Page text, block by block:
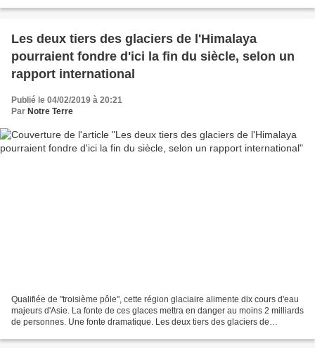
Les deux tiers des glaciers de l'Himalaya
pourraient fondre d'ici la fin du siècle, selon un
rapport international
Publié le 04/02/2019 à 20:21
Par Notre Terre
Qualifiée de "troisième pôle", cette région glaciaire alimente dix cours d'eau
majeurs d'Asie. La fonte de ces glaces mettra en danger au moins 2 milliards
de personnes. Une fonte dramatique. Les deux tiers des glaciers de